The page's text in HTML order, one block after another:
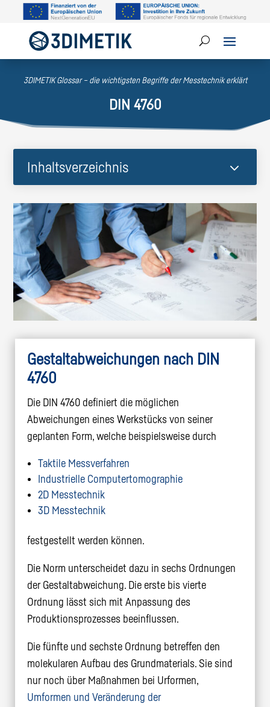
3DIMETIK Glossar – die wichtigsten Begriffe der Messtechnik erklärt
DIN 4760
Inhaltsverzeichnis 3
Gestaltabweichungen nach DIN
4760
Die DIN 4760 definiert die möglichen
Abweichungen eines Werkstücks von seiner
geplanten Form, welche beispielsweise durch
Taktile Messverfahren
Industrielle Computertomographie
2D Messtechnik
3D Messtechnik
festgestellt werden können.
Die Norm unterscheidet dazu in sechs Ordnungen
der Gestaltabweichung. Die erste bis vierte
Ordnung lässt sich mit Anpassung des
Produktionsprozesses beeinflussen.
Die fünfte und sechste Ordnung betreffen den
molekularen Aufbau des Grundmaterials. Sie sind
nur noch über Maßnahmen bei Urformen,
Umformen und Veränderung der